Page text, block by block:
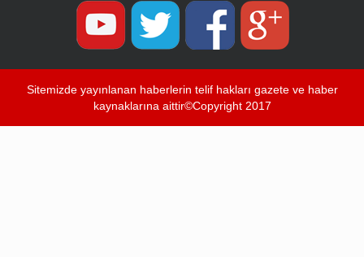
Sitemizde yayınlanan haberlerin telif hakları gazete ve haber
kaynaklarına aittir©Copyright 2017